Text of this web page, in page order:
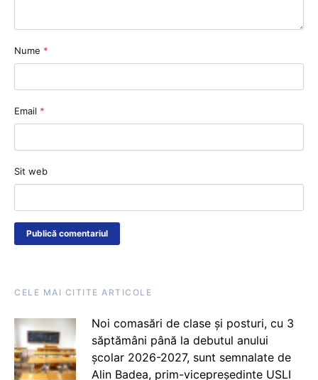
Nume *
Email *
Sit web
CELE MAI CITITE ARTICOLE
Noi comasări de clase și posturi, cu 3
săptămâni până la debutul anului
școlar 2026-2027, sunt semnalate de
Alin Badea, prim-vicepreședinte USLI